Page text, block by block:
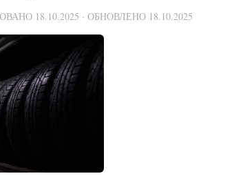
18.10.2025 · ОБНОВЛЕНО 18.10.2025